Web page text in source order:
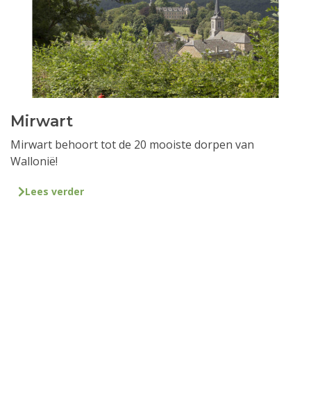
Mirwart
Mirwart behoort tot de 20 mooiste dorpen van
Wallonië!
Lees verder